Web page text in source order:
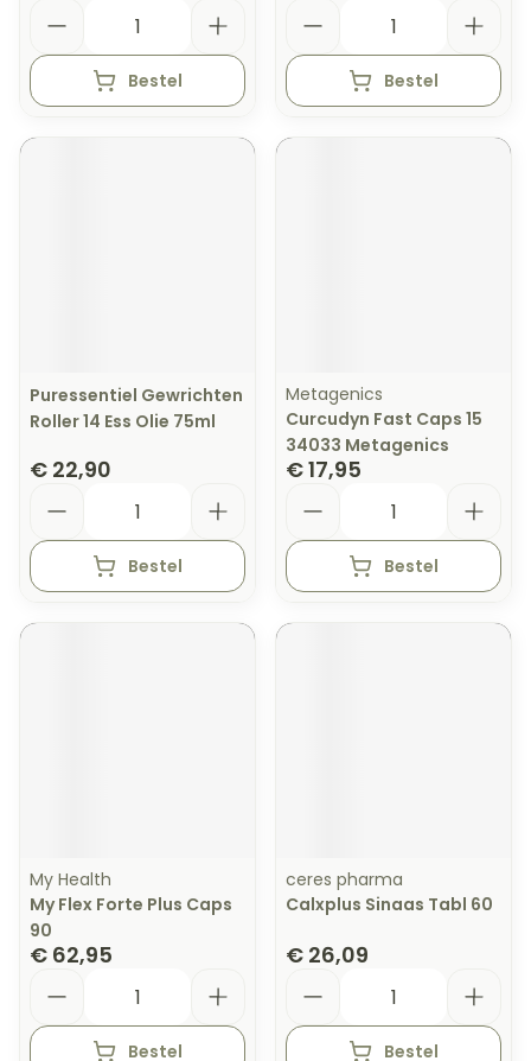
Bestel Bestel
Puressentiel Gewrichten
Roller 14 Ess Olie 75ml
€ 22,90
Bestel
Metagenics
Curcudyn Fast Caps 15
34033 Metagenics
€ 17,95
Bestel
My Health
My Flex Forte Plus Caps
90
€ 62,95
Bestel
ceres pharma
Calxplus Sinaas Tabl 60
€ 26,09
Bestel